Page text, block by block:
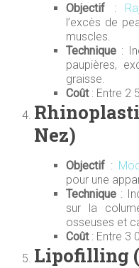
Objectif :
l’excès de
muscles.
Technique :
paupières,
graisse.
Coût: Entre 2
Nez)
Objectif :
pour une
Technique :
sur la
osseuses et
Coût: Entre 3
Lipofilling